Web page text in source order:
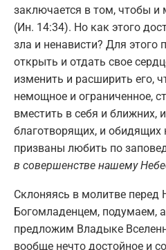
заключается в том, чтобы
(Ин. 14:34). Но как этого
зла и ненависти? Для этого
открыть и отдать свое
изменить и расширить его,
немощное и ограниченное,
вместить в себя и ближних,
благотворящих, и обидящих
призваны любить по
в совершенстве нашему
Склоняясь в молитве
Богомладенцем, подумаем,
предложим Владыке
вообще нечто достойное и